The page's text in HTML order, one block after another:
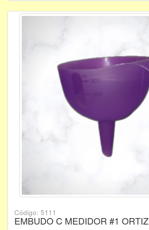
Código: 5111
EMBUDO C MEDIDOR #1 ORTIZ